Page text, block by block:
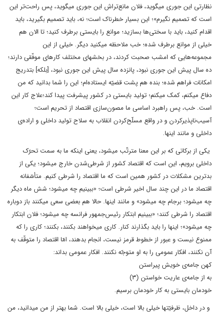
نظارتی این ‌جوری میگوید، فلان مانع‌تراش این‌ جوری میگوید، پس راحت‌تر این
است که تصمیم نگیرم»؛ این بسیار خطرناک است؛ نه، باید تصمیم بگیرید، باید
اقدام کنید، باید با سختی‌ها بسازید؛ موانع را بایستی برطرف کنید؛ تا الان هم
خیلی از موانع برطرف شده؛ خب ملاحظه میکنید دیگر. خیلی از این
مجموعه‌هایی که امشب صحبت کردند، در بخشهای مختلف کارهای موفّقی دارند؛
ده سال پیش این‌ جوری نبود، پانزده سال پیش این ‌جوری نبود، [بلکه] بتدریج
امکانات فراهم شده؛ بنده هم پشت قضیّه ایستاده‌ام؛ این را شما بدانید که من
دفاع میکنم، کمک میکنم؛ تولید بایستی در کشور پیشرفت پیدا کند؛علاج کار این
است. خب، پس راهبرد اساسی ما مصون‌سازی اقتصاد از تحریم است؛
آسیب‌ناپذیرکردن و در واقع مسلّح‌کردن انقلاب به سلاح تولید داخلی و اراده‌ی
داخلی و مانند اینها.
یکی از برکاتی که بر این معنا مترتّب میشود، یعنی اینکه ما به سمت تحرّک
داخلی برویم، این است که اقتصاد کشور از شرطی‌شدن خارج میشود؛ یکی از
بدترین مشکلات در کشور همین است که ما اقتصاد را شرطی کنیم. متأسّفانه
اقتصاد ما در این چند سال اخیر شرطی است؛ «ببینیم چه میشود؛ شش ماه دیگر
چه میشود؛ برجام چه میشود» و مانند اینها. حالا هم بعضی سعی میکنند باز دوباره
اقتصاد را شرطی کنند؛ «ببینیم ابتکار رئیس‌جمهور فرانسه چه میشود؛ فلان ابتکار
چه میشود»؛ اینها را باید بگذارند کنار. کاری میخواهند بکنند، بکنند؛ کاری را که
ممنوع نیست و عبور از خطوط قرمز نیست، انجام بدهند، امّا اقتصاد را متوقّف به
آن نکنند، افکار عمومی را به او متوجّه نکنند. افکار عمومی بداند:
کهن جامه‌ی خویش پیراستن
به از جامه‌ی عاریت خواستن (۳)
خودمان بایستی به کار خودمان برسیم.
و در داخل، ظرفیّتها خیلی بالا است، خیلی بالا است. شما بهتر از من میدانید، من